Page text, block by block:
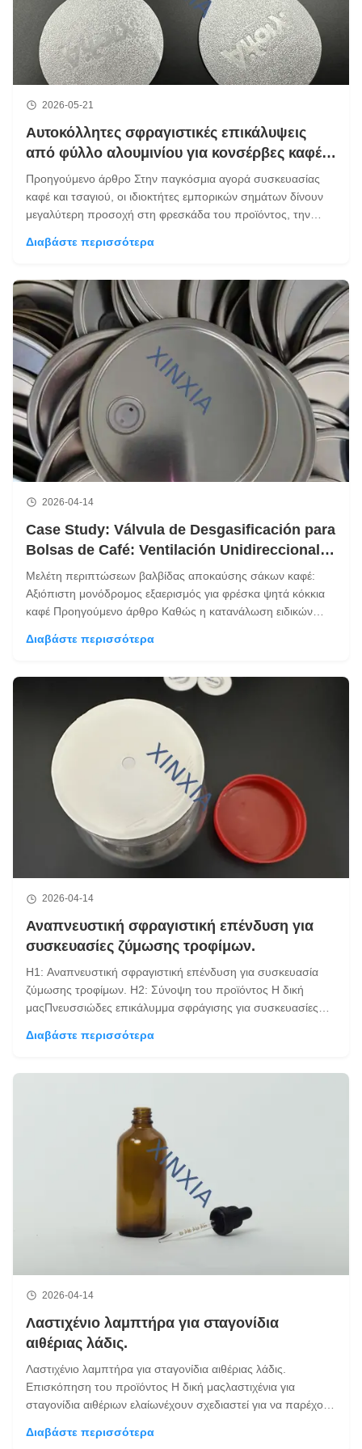
2026-05-21
Αυτοκόλλητες σφραγιστικές επικάλυψεις
από φύλλο αλουμινίου για κονσέρβες καφέ
και κονσέρβες τσαγιού
Προηγούμενο άρθρο Στην παγκόσμια αγορά συσκευασίας
καφέ και τσαγιού, οι ιδιοκτήτες εμπορικών σημάτων δίνουν
μεγαλύτερη προσοχή στη φρεσκάδα του προϊόντος, την
καταναλωτή.τσάι με χαλαρά φύλλαΓια τα κουτάκια καφέ και
Διαβάστε περισσότερα
2026-04-14
Case Study: Válvula de Desgasificación para
Bolsas de Café: Ventilación Unidireccional
Confiable para Granos de Café Recién
Tostados
Μελέτη περιπτώσεων βαλβίδας αποκαύσης σάκων καφέ:
Αξιόπιστη μονόδρομος εξαερισμός για φρέσκα ψητά κόκκια
καφέ Προηγούμενο άρθρο Καθώς η κατανάλωση ειδικών
μάρκες συσκευασίας επικεντρώνονται στο πώς να διατηρούν
Διαβάστε περισσότερα
2026-04-14
Αναπνευστική σφραγιστική επένδυση για
συσκευασίες ζύμωσης τροφίμων.
H1: Αναπνευστική σφραγιστική επένδυση για συσκευασία
ζύμωσης τροφίμων. H2: Σύνοψη του προϊόντος Η δική
μαςΠνευσσιώδες επικάλυμμα σφράγισης για συσκευασίες
αποθηκεύουν προϊόντα που υπόκεινται σε συνεχή ζύμωση,
Διαβάστε περισσότερα
2026-04-14
Λαστιχένιο λαμπτήρα για σταγονίδια
αιθέριας λάδις.
Λαστιχένιο λαμπτήρα για σταγονίδια αιθέριας λάδις.
Επισκόπηση του προϊόντος Η δική μαςλαστιχένια για
σταγονίδια αιθέριων ελαίωνέχουν σχεδιαστεί για να παρέχουν
γιαμπουκάλια αιθέριων ελαίων και συσκευασίες
Διαβάστε περισσότερα